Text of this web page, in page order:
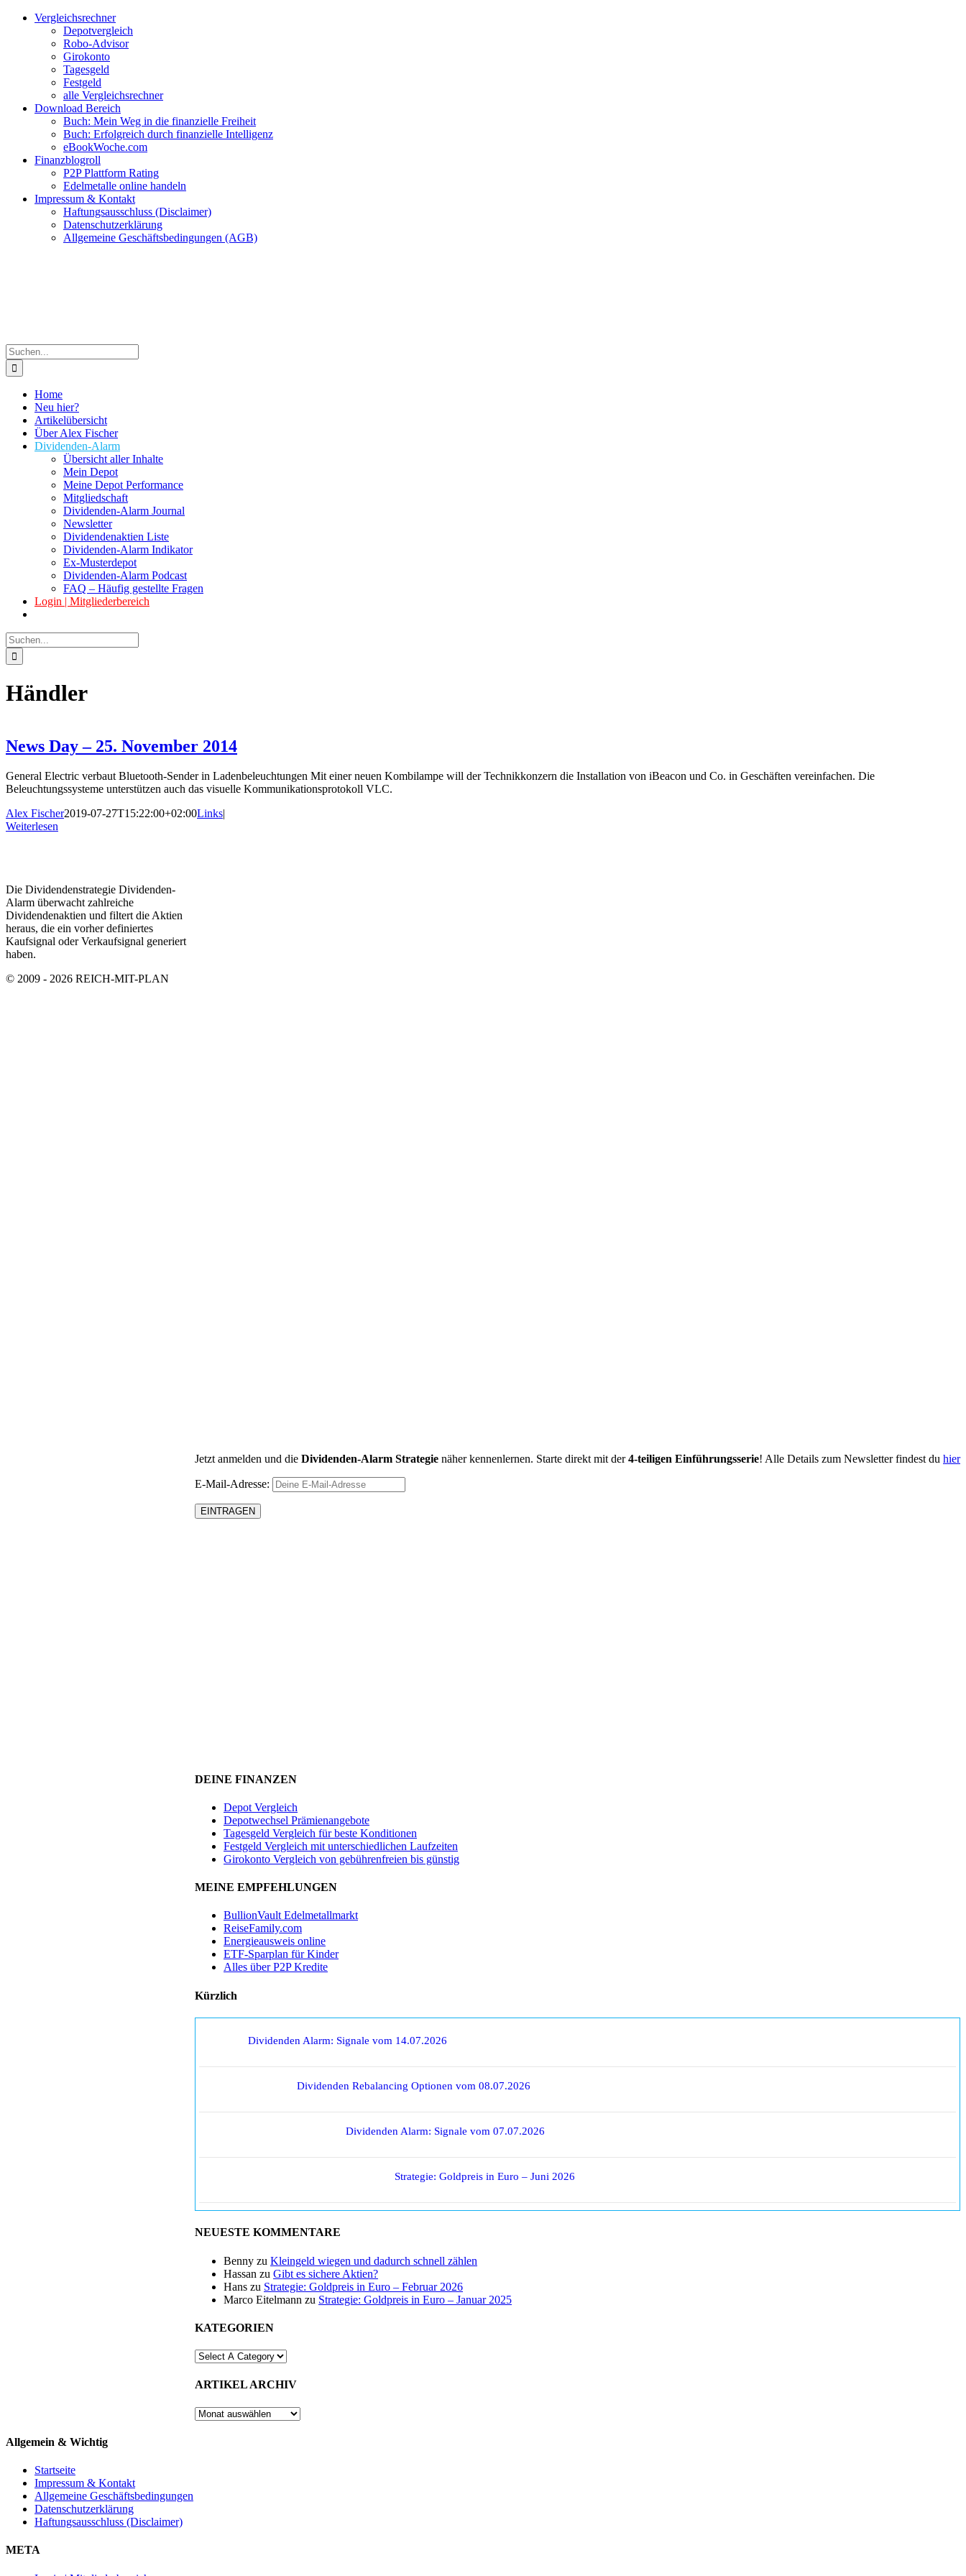
Zum
Facebook
Twitter
Instagram
Pinterest
YouTubeVergleichsrechner
Depotvergleich
Robo-Advisor
Girokonto
Tagesgeld
Festgeld
alle Vergleichsrechner
Download Bereich
Buch: Mein Weg in die finanzielle Freiheit
Buch: Erfolgreich durch finanzielle Intelligenz
eBookWoche.com
Finanzblogroll
P2P Plattform Rating
Edelmetalle online handeln
Impressum & Kontakt
Haftungsausschluss (Disclaimer)
Datenschutzerklärung
Allgemeine Geschäftsbedingungen (AGB)
Suche
nach:
Home
Neu hier?
Artikelübersicht
Über Alex Fischer
Dividenden-Alarm
Übersicht aller Inhalte
Mein Depot
Meine Depot Performance
Mitgliedschaft
Dividenden-Alarm Journal
Newsletter
Dividendenaktien Liste
Dividenden-Alarm Indikator
Ex-Musterdepot
Dividenden-Alarm Podcast
FAQ – Häufig gestellte Fragen
Login | Mitgliederbereich
Suche
nach:
Händler
News Day – 25. November 2014
General Electric verbaut Bluetooth-Sender in Ladenbeleuchtungen Mit einer neuen Kombilampe will der Technikkonzern die Installation von iBeacon und Co. in Geschäften vereinfachen. Die
Beleuchtungssysteme unterstützen auch das visuelle Kommunikationsprotokoll VLC.
Alex Fischer2019-07-27T15:22:00+02:00Links|
Weiterlesen
Jetzt anmelden und die Dividenden-Alarm Strategie näher kennenlernen. Starte direkt mit der4-teiligen Einführungsserie! Alle Details zum Newsletter findest du hier
E-Mail-Adresse:
DEINE FINANZEN
Depot Vergleich
Depotwechsel Prämienangebote
Tagesgeld Vergleich für beste Konditionen
Festgeld Vergleich mit unterschiedlichen Laufzeiten
Girokonto Vergleich von gebührenfreien bis günstig
MEINE EMPFEHLUNGEN
BullionVault Edelmetallmarkt
ReiseFamily.com
Energieausweis online
ETF-Sparplan für Kinder
Alles über P2P Kredite
Kürzlich
Dividenden Alarm: Signale vom 14.07.2026
Dividenden Rebalancing Optionen vom 08.07.2026
Dividenden Alarm: Signale vom 07.07.2026
Strategie: Goldpreis in Euro – Juni 2026
NEUESTE KOMMENTARE
Benny zu Kleingeld wiegen und dadurch schnell zählen
Hassan zu Gibt es sichere Aktien?
Hans zu Strategie: Goldpreis in Euro – Februar 2026
Marco Eitelmann zu Strategie: Goldpreis in Euro – Januar 2025
KATEGORIEN
ARTIKEL ARCHIV
ARTIKEL
Die Dividendenstrategie Dividenden-
Alarm überwacht zahlreiche
Dividendenaktien und filtert die Aktien
heraus, die ein vorher definiertes
Kaufsignal oder Verkaufsignal generiert
haben.
© 2009 - 2026 REICH-MIT-PLAN
Allgemein & Wichtig
Startseite
Impressum & Kontakt
Allgemeine Geschäftsbedingungen
Datenschutzerklärung
Haftungsausschluss (Disclaimer)
META